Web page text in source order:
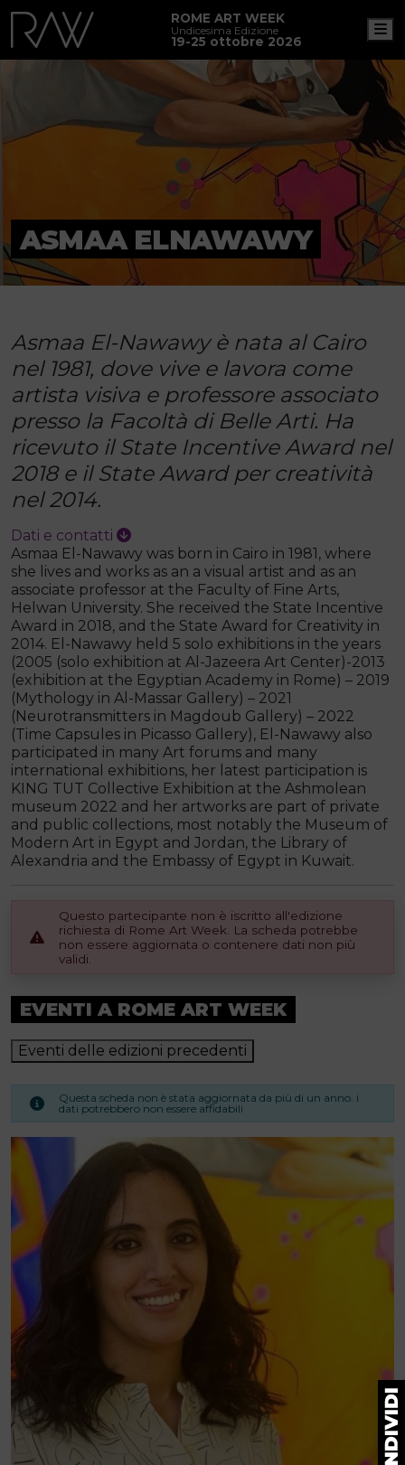
ROME ART WEEK
Undicesima Edizione
19-25 ottobre 2026
ASMAA ELNAWAWY
Asmaa El-Nawawy è nata al Cairo
nel 1981, dove vive e lavora come
artista visiva e professore associato
presso la Facoltà di Belle Arti. Ha
ricevuto il State Incentive Award nel
2018 e il State Award per creatività
nel 2014.
Dati e contatti
Asmaa El-Nawawy was born in Cairo in 1981, where
she lives and works as an a visual artist and as an
associate professor at the Faculty of Fine Arts,
Helwan University. She received the State Incentive
Award in 2018, and the State Award for Creativity in
2014. El-Nawawy held 5 solo exhibitions in the years
(2005 (solo exhibition at Al-Jazeera Art Center)-2013
(exhibition at the Egyptian Academy in Rome) – 2019
(Mythology in Al-Massar Gallery) – 2021
(Neurotransmitters in Magdoub Gallery) – 2022
(Time Capsules in Picasso Gallery), El-Nawawy also
participated in many Art forums and many
international exhibitions, her latest participation is
KING TUT Collective Exhibition at the Ashmolean
museum 2022 and her artworks are part of private
and public collections, most notably the Museum of
Modern Art in Egypt and Jordan, the Library of
Alexandria and the Embassy of Egypt in Kuwait.
Questo partecipante non è iscritto all'edizione
richiesta di Rome Art Week. La scheda potrebbe
non essere aggiornata o contenere dati non più
validi.
EVENTI A ROME ART WEEK
Eventi delle edizioni precedenti
Questa scheda non è stata aggiornata da più di un anno. i
dati potrebbero non essere affidabili